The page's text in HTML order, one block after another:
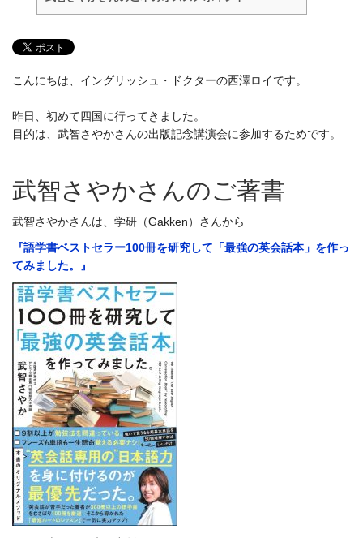
こんにちは、イングリッシュ・ドクターの西澤ロイです。
昨日、初めて四国に行ってきました。
目的は、武智さやかさんの出版記念講演会に参加するためです。
武智さやかさんのご著書
武智さやかさんは、学研（Gakken）さんから
『語学書ベストセラー100冊を研究して「最強の英会話本」を作っ
てみました。』